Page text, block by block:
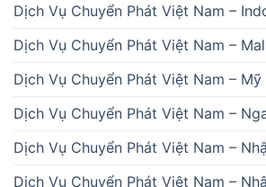
Dịch Vụ Chuyển Phát Việt Nam –
Dịch Vụ Chuyển Phát Việt Nam –
Dịch Vụ Chuyển Phát Việt Nam – Mỹ
Dịch Vụ Chuyển Phát Việt Nam –
Dịch Vụ Chuyển Phát Việt Nam –
Dịch Vụ Chuyển Phát Việt Nam –